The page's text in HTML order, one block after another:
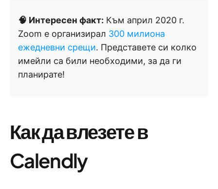
🧠 Интересен факт: Към април 2020 г.
Zoom е организирал 300 милиона
ежедневни срещи. Представете си колко
имейли са били необходими, за да ги
планирате!
Как да влезете в
Calendly